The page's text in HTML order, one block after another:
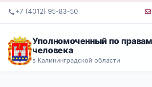
+7 (4012) 95-83-50
Уполномоченный по правам
человека
в Калининградской области